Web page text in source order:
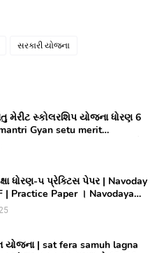
સરકારી યોજના
મેરીટ સ્કોલરશિપ યોજના ધોરણ 6
વિધાર્થીઓ
અરજી કરો
ધોરણ-૫ પ્રેક્ટિસ પેપર | Navoday
| Practice Paper । Navodaya
NMMS OLD PAPER
samuh lagna